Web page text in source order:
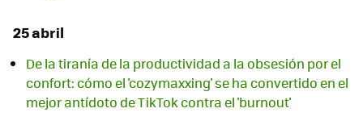
25 abril
De la tiranía de la productividad a la obsesión por el
confort: cómo el 'cozymaxxing' se ha convertido en el
mejor antídoto de TikTok contra el 'burnout'